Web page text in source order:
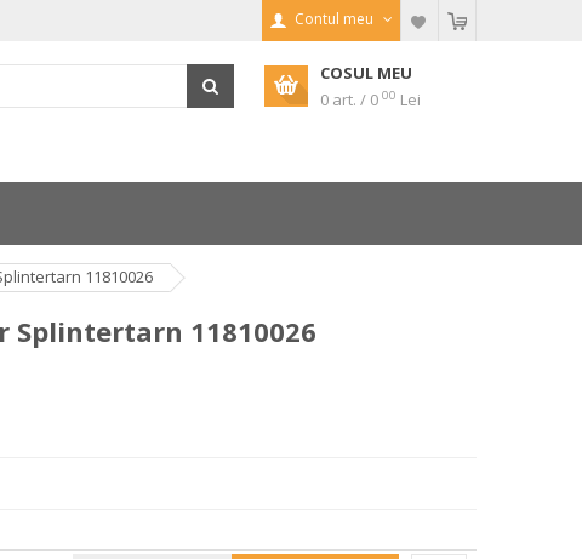
Contul meu
COSUL MEU
0 art. / 0 00 Lei
11810026
Splintertarn 11810026